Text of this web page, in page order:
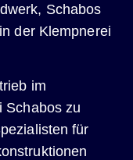
Schabos
der Klempnerei
im
Schabos zu
für